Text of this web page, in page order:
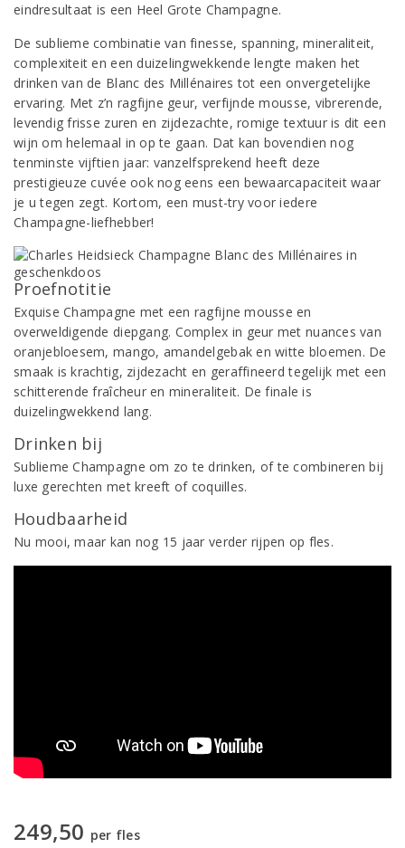
eindresultaat is een Heel Grote Champagne.
De sublieme combinatie van finesse, spanning, mineraliteit,
complexiteit en een duizelingwekkende lengte maken het
drinken van de Blanc des Millénaires tot een onvergetelijke
ervaring. Met z’n ragfijne geur, verfijnde mousse, vibrerende,
levendig frisse zuren en zijdezachte, romige textuur is dit een
wijn om helemaal in op te gaan. Dat kan bovendien nog
tenminste vijftien jaar: vanzelfsprekend heeft deze
prestigieuze cuvée ook nog eens een bewaarcapaciteit waar
je u tegen zegt. Kortom, een must-try voor iedere
Champagne-liefhebber!
Proefnotitie
Exquise Champagne met een ragfijne mousse en
overweldigende diepgang. Complex in geur met nuances van
oranjebloesem, mango, amandelgebak en witte bloemen. De
smaak is krachtig, zijdezacht en geraffineerd tegelijk met een
schitterende fraîcheur en mineraliteit. De finale is
duizelingwekkend lang.
Drinken bij
Sublieme Champagne om zo te drinken, of te combineren bij
luxe gerechten met kreeft of coquilles.
Houdbaarheid
Nu mooi, maar kan nog 15 jaar verder rijpen op fles.
249,50 per fles